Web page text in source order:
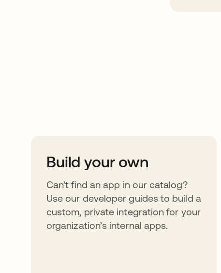
Build your own
Can’t find an app in our catalog?
Use our developer guides to build a
custom, private integration for your
organization’s internal apps.